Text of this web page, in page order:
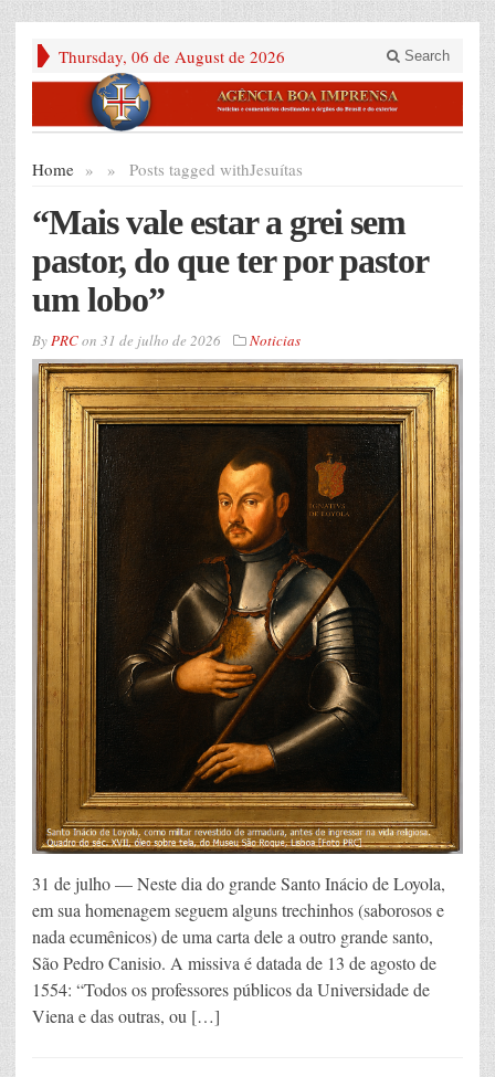
Thursday, 06 de August de 2026 Search
Home » Posts tagged with
» Jesuítas
“Mais vale estar a grei sem
pastor, do que ter por pastor
um lobo”
ByPRCon 31 de julho de 2026 Noticias
31 de julho — Neste dia do grande Santo Inácio de Loyola,
em sua homenagem seguem alguns trechinhos (saborosos e
nada ecumênicos) de uma carta dele a outro grande santo,
São Pedro Canisio. A missiva é datada de 13 de agosto de
1554: “Todos os professores públicos da Universidade de
Viena e das outras, ou […]